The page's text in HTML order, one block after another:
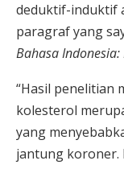
deduktif-induktif
paragraf yang
Bahasa
“Hasil penelitian
kolesterol
yang
jantung koroner.